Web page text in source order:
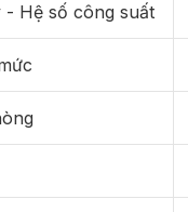
- Hệ số công suất